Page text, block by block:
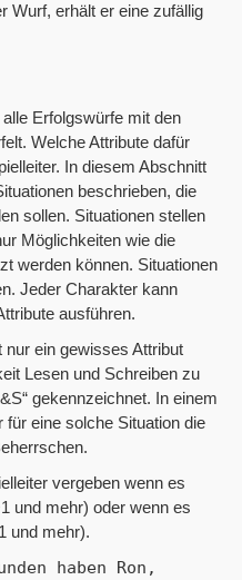
Wurf, erhält er eine zufällig
Erfolgswürfe mit den
Welche Attribute dafür
In diesem Abschnitt
beschrieben, die
sollen. Situationen stellen
Möglichkeiten wie die
werden können. Situationen
Jeder Charakter kann
ausführen.
ein gewisses Attribut
Lesen und Schreiben zu
gekennzeichnet. In einem
eine solche Situation die
vergeben wenn es
und mehr) oder wenn es
und mehr).
haben Ron,